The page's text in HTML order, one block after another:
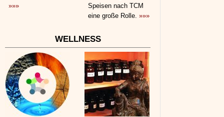
»»»
Speisen nach TCM
eine große Rolle. »»»
WELLNESS